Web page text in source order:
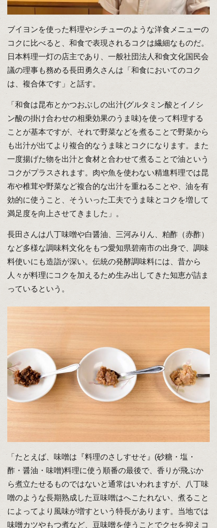
ブイヨンを使った料理やシチューのような洋食メニューの
コクに比べると、和食で表現されるコクは繊細なものだ。
日本料理一灯の店主であり、一般社団法人和食文化国民会
議の理事も務める長田勇久さんは「和食においてのコク
は、複合体です」と話す。
「和食は昆布とかつおぶしの出汁(グルタミン酸とイノシ
ン酸の掛け合わせの相乗効果のうま味)を使って料理する
ことが基本ですが、それで野菜などを煮ることで野菜から
も出汁が出てより複合的なうま味とコクになります。また
一度揚げた物を出汁と食材と合わせて煮ることで油という
コクがプラスされます。肉や魚を使わない精進料理では昆
布や椎茸や野菜など複合的な出汁を重ねることや、油を有
効的に使うこと、そういった工夫でうま味とコクを増して
満足度を向上させてきました」。
長田さんは八丁味噌や白醤油、三河みりん、粕酢（赤酢）
など多様な調味料文化をもつ愛知県碧南市の出身で、調味
料使いにも造詣が深い。伝統の発酵調味料には、昔から
人々が料理にコクを加えるため生み出してきた知恵が詰ま
っているという。
「たとえば、味噌は『料理のさしすせそ』(砂糖・塩・
酢・醤油・味噌)料理に使う順番の最後で、香りが飛ぶか
ら煮立たせるものではないと通常はいわれますが、八丁味
噌のような長期熟成した豆味噌はへこたれない、煮ること
によってより風味が増すという特長があります。当地では
味噌カツやもつ煮など、豆味噌を使うことでクセを抑えコ